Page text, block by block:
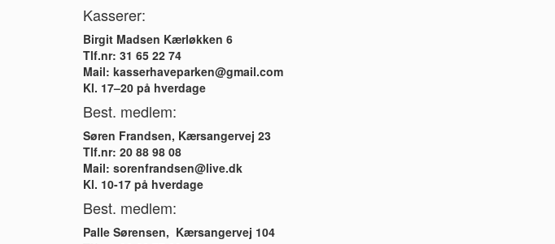
Kasserer:
Birgit Madsen Kærløkken 6
Tlf.nr: 31 65 22 74
Mail: kasserhaveparken@gmail.com
Kl. 17–20 på hverdage
Best. medlem:
Søren Frandsen, Kærsangervej 23
Tlf.nr: 20 88 98 08
Mail: sorenfrandsen@live.dk
Kl. 10-17 på hverdage
Best. medlem:
Palle Sørensen, Kærsangervej 104